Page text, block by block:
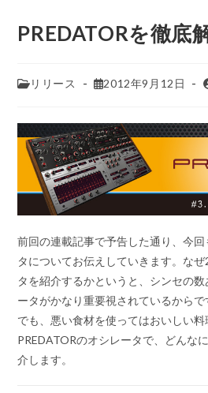
PREDATORを徹底
リリース 2012年9月12日
前回の連載記事で予告した通り、今
タについてお伝えしていきます。な
タを紹介するかというと、シンセの
ータがかなり重要視されているから
でも、悪い食材を使ってはおいしい料
PREDATORのオシレータで、どんな
介します。